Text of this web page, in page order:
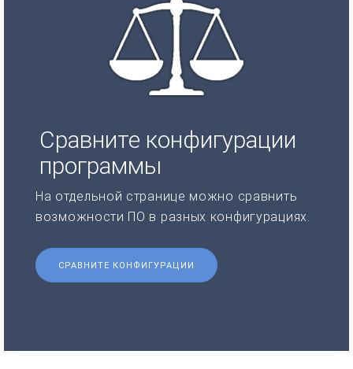
Сравните конфигурации
программы
На отдельной странице можно сравнить
возможности ПО в разных конфигурациях.
СРАВНИТЕ КОНФИГУРАЦИИ